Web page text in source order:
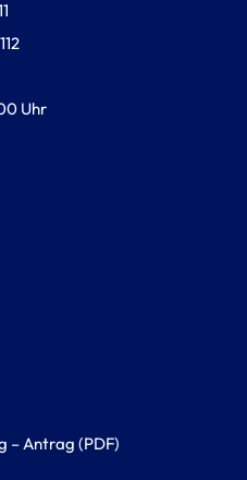
Uhr
– Antrag (PDF)